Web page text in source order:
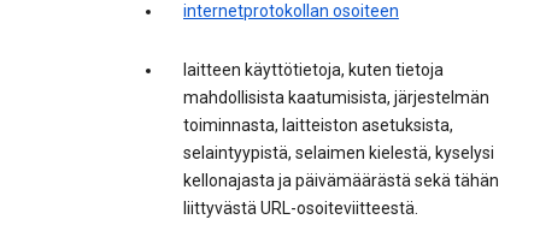
internetprotokollan osoiteen
laitteen käyttötietoja, kuten tietoja
mahdollisista kaatumisista, järjestelmän
toiminnasta, laitteiston asetuksista,
selaintyypistä, selaimen kielestä, kyselysi
kellonajasta ja päivämäärästä sekä tähän
liittyvästä URL-osoiteviitteestä.